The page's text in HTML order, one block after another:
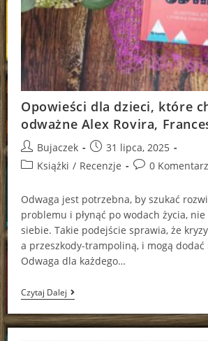
Opowieści dla dzieci, które
odważne Alex Rovira,
Post
author:
Bujaczek
Post
published:
31 lipca, 2025
PostKsiążki / Recenzje
Post0
Odwaga jest potrzebna, by szukać
problemu i płynąć po wodach życia,
siebie. Takie podejście sprawia, że
a przeszkody-trampoliną, i mogą dodać
Odwaga dla każdego…
Czytaj DalejOpowieści
Dla
Dzieci,
Które